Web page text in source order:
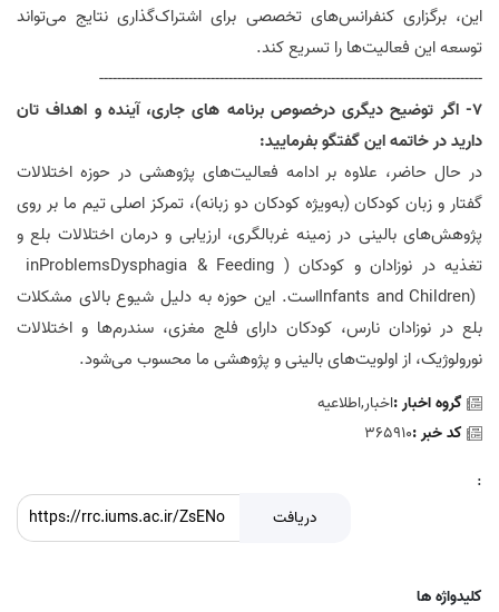
این، برگزاری کنفرانس‌های تخصصی برای اشتراک‌گذاری نتایج می‌تواند
توسعه این فعالیت‌ها را تسریع کند.
--------------------------------------------------------------------------------------
7- اگر توضیح دیگری درخصوص برنامه های جاری، آینده و اهداف تان
دارید در خاتمه این گفتگو بفرمایید:
در حال حاضر، علاوه بر ادامه فعالیت‌های پژوهشی در حوزه اختلالات
گفتار و زبان کودکان (به‌ویژه کودکان دو زبانه)، تمرکز اصلی تیم ما بر روی
پژوهش‌های بالینی در زمینه غربالگری، ارزیابی و درمان اختلالات بلع و
تغذیه در نوزادان و کودکان ( Dysphagia & Feeding
Problems
in
Infants and Children)است. این حوزه به دلیل شیوع بالای مشکلات
بلع در نوزادان نارس، کودکان دارای فلج مغزی، سندرم‌ها و اختلالات
نورولوژیک، از اولویت‌های بالینی و پژوهشی ما محسوب می‌شود.
گروه اخبار :اخبار,اطلاعیه
کد خبر :365910
:
دریافت
کلیدواژه ها